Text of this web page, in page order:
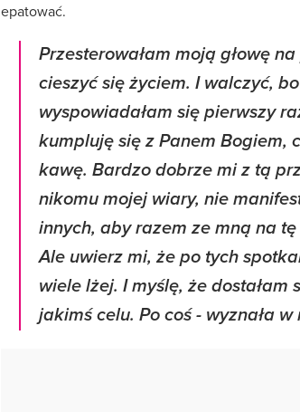
epatować.
Przesterowałam moją głowę
cieszyć się życiem. I walczyć,
wyspowiadałam się pierwszy
kumpluję się z Panem Bogiem,
kawę. Bardzo dobrze mi z tą
nikomu mojej wiary, nie
innych, aby razem ze mną na
Ale uwierz mi, że po tych
wiele lżej. I myślę, że
jakimś celu. Po coś- wyznała w